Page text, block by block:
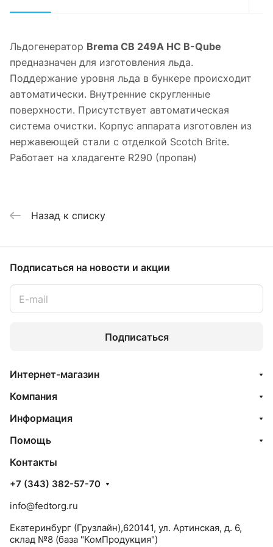
Льдогенератор Brema CB 249A HC B-Qube
предназначен для изготовления льда.
Поддержание уровня льда в бункере происходит
автоматически. Внутренние скругленные
поверхности. Присутствует автоматическая
система очистки. Корпус аппарата изготовлен из
нержавеющей стали с отделкой Scotch Brite.
Работает на хладагенте R290 (пропан)
Назад к списку
Подписаться на новости и акции
Подписаться
Интернет-магазин
Компания
Информация
Помощь
Контакты
+7 (343) 382-57-70
info@fedtorg.ru
Екатеринбург (Грузлайн),620141, ул. Артинская, д. 6,
склад №8 (база "КомПродукция")